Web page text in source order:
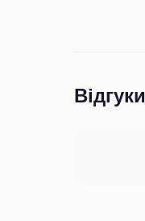
Відгуки